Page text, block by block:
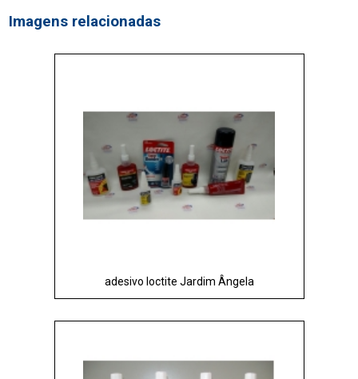
Imagens relacionadas
adesivo loctite Jardim Ângela